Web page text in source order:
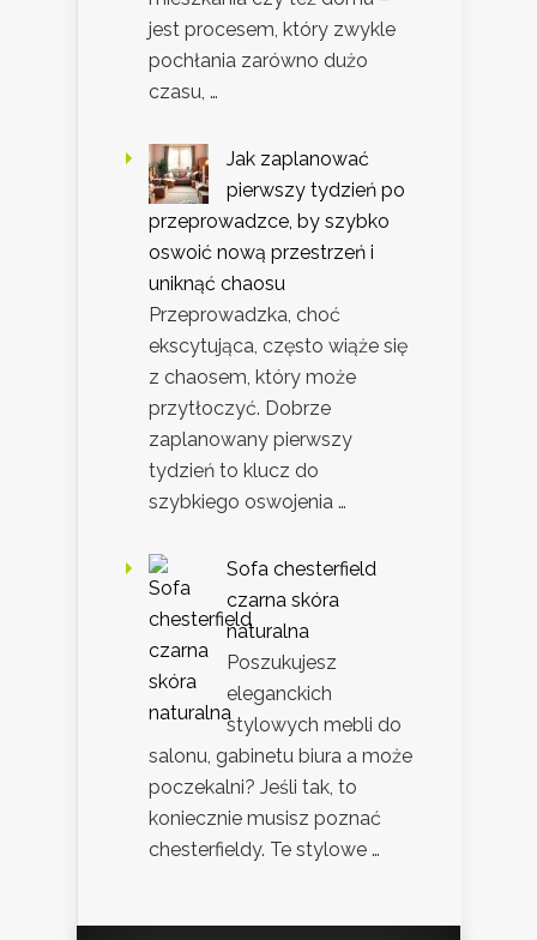
jest procesem, który zwykle
pochłania zarówno dużo
czasu, …
Jak zaplanować
pierwszy tydzień po
przeprowadzce, by szybko
oswoić nową przestrzeń i
uniknąć chaosu
Przeprowadzka, choć
ekscytująca, często wiąże się
z chaosem, który może
przytłoczyć. Dobrze
zaplanowany pierwszy
tydzień to klucz do
szybkiego oswojenia …
Sofa chesterfield
czarna skóra
naturalna
Poszukujesz
eleganckich
stylowych mebli do
salonu, gabinetu biura a może
poczekalni? Jeśli tak, to
koniecznie musisz poznać
chesterfieldy. Te stylowe …